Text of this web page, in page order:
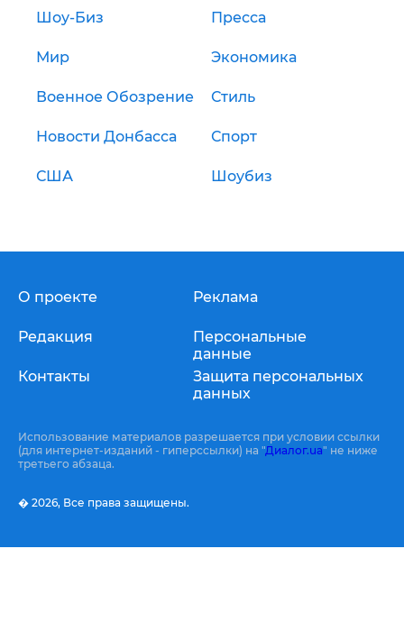
Шоу-Биз Пресса
Мир Экономика
Военное Обозрение Стиль
Новости Донбасса Спорт
США Шоубиз
О проекте
Редакция
Контакты
Реклама
Персональные
данные
Защита персональных
данных
Использование материалов разрешается при условии ссылки
(для интернет-изданий - гиперссылки) на "Диалог.ua" не ниже
третьего абзаца.
� 2026, Все права защищены.